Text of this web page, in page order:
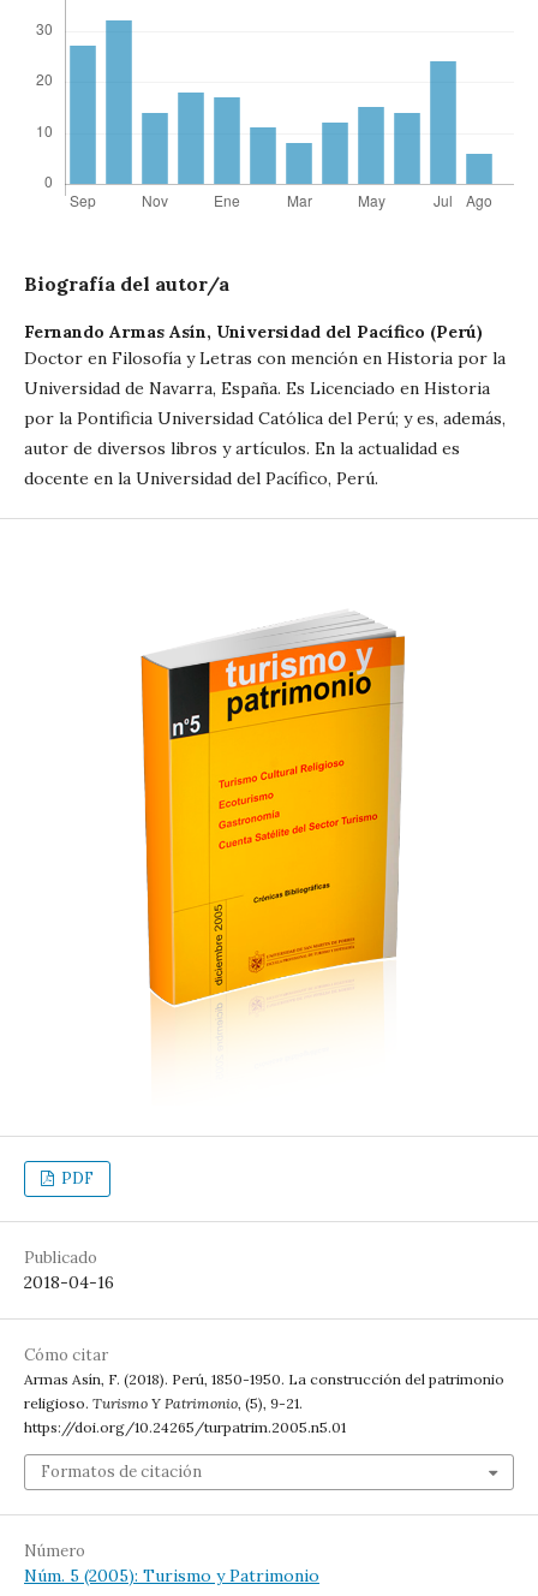
Biografía del autor/a
Fernando Armas Asín, Universidad del Pacífico (Perú)
Doctor en Filosofía y Letras con mención en Historia por la
Universidad de Navarra, España. Es Licenciado en Historia
por la Pontificia Universidad Católica del Perú; y es, además,
autor de diversos libros y artículos. En la actualidad es
docente en la Universidad del Pacífico, Perú.
PDF
Publicado
2018-04-16
Cómo citar
Armas Asín, F. (2018). Perú, 1850-1950. La construcción del patrimonio
religioso. Turismo Y Patrimonio, (5), 9-21.
https://doi.org/10.24265/turpatrim.2005.n5.01
Formatos de citación
Número
Núm. 5 (2005): Turismo y Patrimonio